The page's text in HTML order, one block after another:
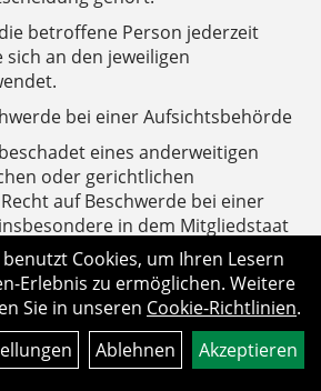
betroffene Person jederzeit
an den jeweiligen
bei einer Aufsichtsbehörde
eines anderweitigen
oder gerichtlichen
auf Beschwerde bei einer
in dem Mitgliedstaat
Deines Arbeitsplatzes oder des
Verstosses, wenn die
Ansicht ist, dass die
Daten gegen diese Verordnung
Cookies, um Ihren Lesern
Erlebnis zu ermöglichen. Weitere
Sie in unseren Cookie-Richtlinien.
Ablehnen Akzeptieren